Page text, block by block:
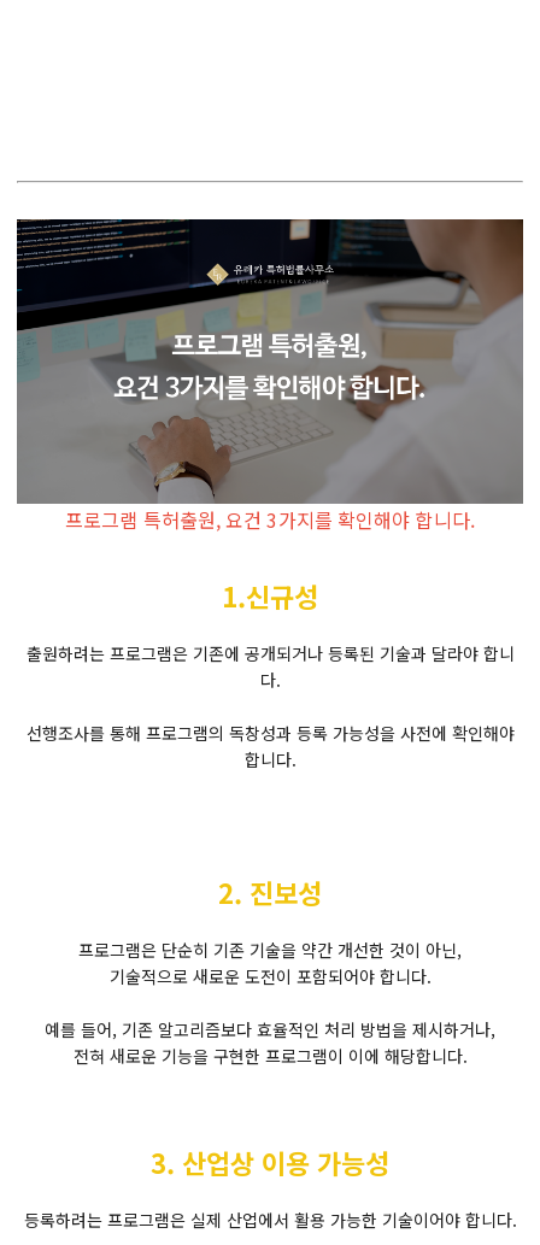
프로그램 특허출원, 요건 3가지를 확인해야 합니다.
1.신규성
출원하려는 프로그램은 기존에 공개되거나 등록된 기술과 달라야 합니
다.
선행조사를 통해 프로그램의 독창성과 등록 가능성을 사전에 확인해야
합니다.
2. 진보성
프로그램은 단순히 기존 기술을 약간 개선한 것이 아닌,
기술적으로 새로운 도전이 포함되어야 합니다.
예를 들어, 기존 알고리즘보다 효율적인 처리 방법을 제시하거나,
전혀 새로운 기능을 구현한 프로그램이 이에 해당합니다.
3. 산업상 이용 가능성
등록하려는 프로그램은 실제 산업에서 활용 가능한 기술이어야 합니다.